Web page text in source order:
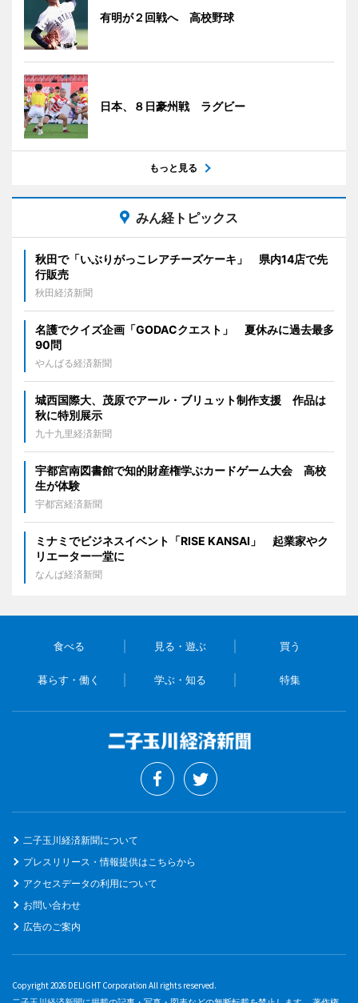
有明が２回戦へ 高校野球
日本、８日豪州戦 ラグビー
もっと見る
みん経トピックス
秋田で「いぶりがっこレアチーズケーキ」 県内14店で先
行販売
秋田経済新聞
名護でクイズ企画「GODACクエスト」 夏休みに過去最多
90問
やんばる経済新聞
城西国際大、茂原でアール・ブリュット制作支援 作品は
秋に特別展示
九十九里経済新聞
宇都宮南図書館で知的財産権学ぶカードゲーム大会 高校
生が体験
宇都宮経済新聞
ミナミでビジネスイベント「RISE KANSAI」 起業家やク
リエーター一堂に
なんば経済新聞
食べる 見る・遊ぶ 買う
暮らす・働く 学ぶ・知る 特集
二子玉川経済新聞について
プレスリリース・情報提供はこちらから
アクセスデータの利用について
お問い合わせ
広告のご案内
Copyright 2026 DELIGHT Corporation All rights reserved.